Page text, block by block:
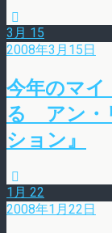
3月 15
2008年3月15日
今年のマイ
る アン・
ション』
1月 22
2008年1月22日